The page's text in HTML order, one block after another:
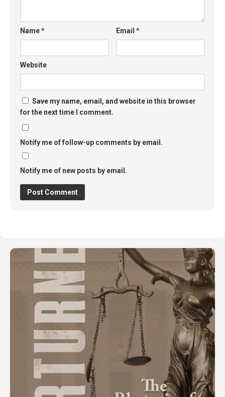
Name* Email*
Website
Save my name, email, and website in this browser
for the next time I comment.
Notify me of follow-up comments by email.
Notify me of new posts by email.